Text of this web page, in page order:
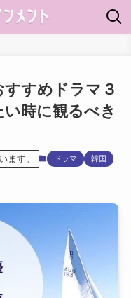
すめドラマ３
時に観るべき
ます。 ドラマ 韓国